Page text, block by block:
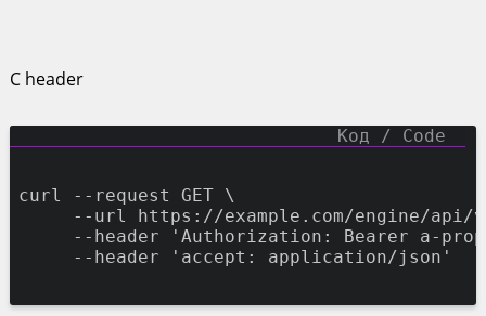
С header
curl --request GET \
--url
https://example.com/engine/api/
--header
' Authorization: Bearer a-
--header
' accept: application/json '